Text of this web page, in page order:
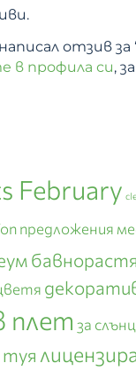
отзив за
в профила си,
February
предложения
плет за